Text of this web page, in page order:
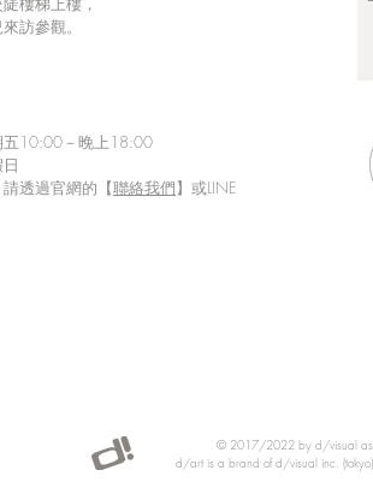
訪參觀。
五10:00－晚上18:00
透過官網的【聯絡我們】或LINE
© 2017/2022 by d/visual
d/art is a brand of d/visual inc.